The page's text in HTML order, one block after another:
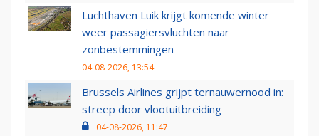
Luchthaven Luik krijgt komende winter
weer passagiersvluchten naar
zonbestemmingen
04-08-2026, 13:54
Brussels Airlines grijpt ternauwernood in:
streep door vlootuitbreiding
04-08-2026, 11:47